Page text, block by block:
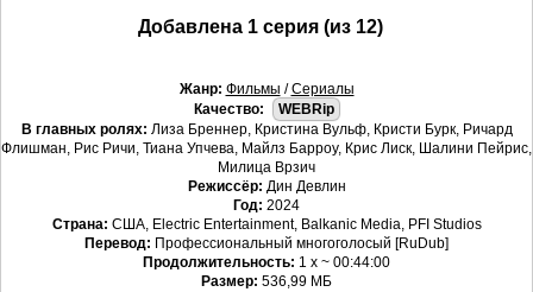
Добавлена 1 серия (из 12)
Жанр: Фильмы /Сериалы
Качество:
WEBRip
В главных ролях: Лиза Бреннер, Кристина Вульф, Кристи Бурк, Ричард
Флишман, Рис Ричи, Тиана Упчева, Майлз Барроу, Крис Лиск, Шалини Пейрис,
Милица Врзич
Режиссёр: Дин Девлин
Год: 2024
Страна: США, Electric Entertainment, Balkanic Media, PFI Studios
Перевод: Профессиональный многоголосый [RuDub]
Продолжительность: 1 x ~ 00:44:00
Размер: 536,99 МБ